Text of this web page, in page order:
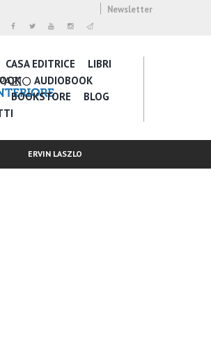
Newsletter
CASA EDITRICE
LIBRI
AUDIOBOOK
BOOKSTORE
BLOG
ERVIN LASZLO